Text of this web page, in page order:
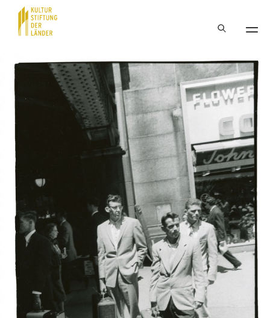
Hauptnavigation